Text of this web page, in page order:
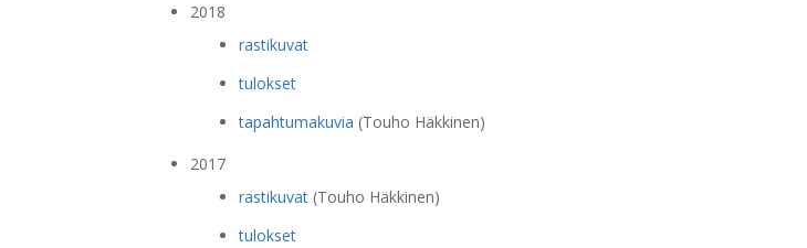
2018
rastikuvat
tulokset
tapahtumakuvia (Touho Häkkinen)
2017
rastikuvat(Touho Häkkinen)
tulokset